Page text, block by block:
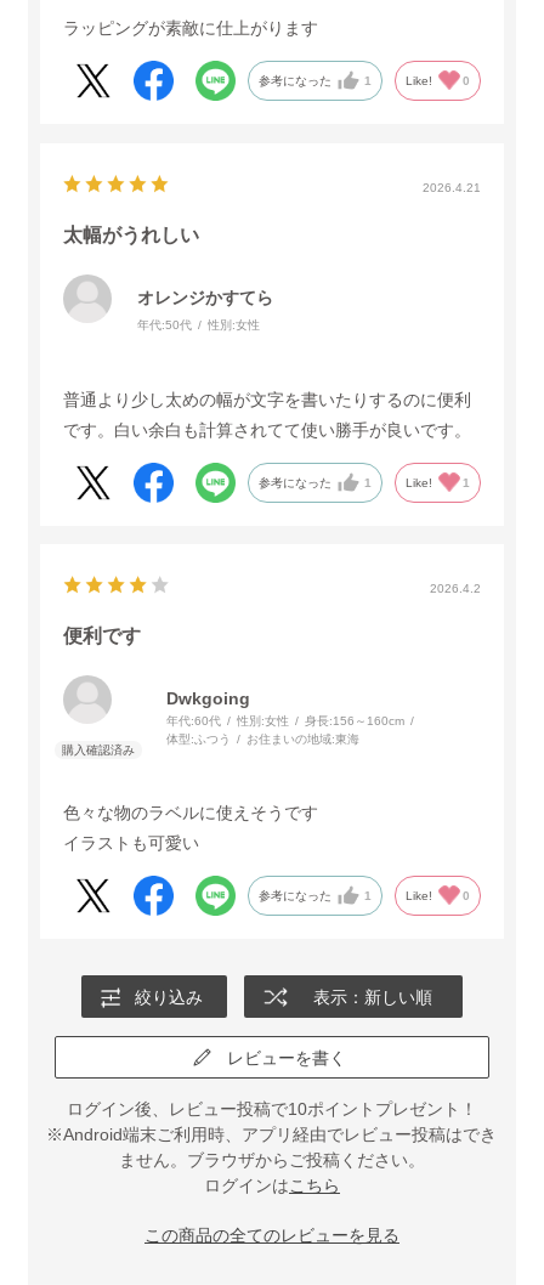
ラッピングが素敵に仕上がります
参考になった 1 Like! 0
2026.4.21
太幅がうれしい
オレンジかすてら
年代:50代 性別:女性
普通より少し太めの幅が文字を書いたりするのに便利
です。白い余白も計算されてて使い勝手が良いです。
参考になった 1 Like! 1
2026.4.2
便利です
Dwkgoing
年代:60代 性別:女性 身長:156～160cm
体型: ふつう お住まいの地域:東海
色々な物のラベルに使えそうです
イラストも可愛い
参考になった 1 Like! 0
絞り込み 表示：新しい順
レビューを書く
ログイン後、レビュー投稿で10ポイントプレゼント！
※Android端末ご利用時、アプリ経由でレビュー投稿はでき
ません。ブラウザからご投稿ください。
ログインはこちら
この商品の全てのレビューを見る